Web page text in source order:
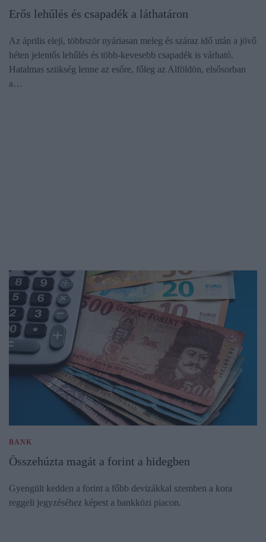
Erős lehűlés és csapadék a láthatáron
Az április eleji, többször nyáriasan meleg és száraz idő után a jövő
héten jelentős lehűlés és több-kevesebb csapadék is várható.
Hatalmas szükség lenne az esőre, főleg az Alföldön, elsősorban
a…
BANK
Összehúzta magát a forint a hidegben
Gyengült kedden a forint a főbb devizákkal szemben a kora
reggeli jegyzéséhez képest a bankközi piacon.